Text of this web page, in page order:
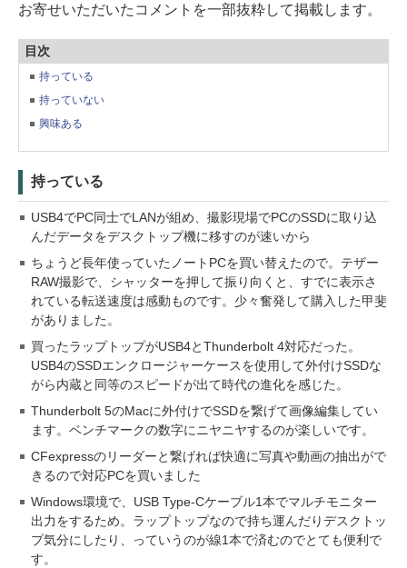
お寄せいただいたコメントを一部抜粋して掲載します。
目次
持っている
持っていない
興味ある
持っている
USB4でPC同士でLANが組め、撮影現場でPCのSSDに取り込
んだデータをデスクトップ機に移すのが速いから
ちょうど長年使っていたノートPCを買い替えたので。テザー
RAW撮影で、シャッターを押して振り向くと、すでに表示さ
れている転送速度は感動ものです。少々奮発して購入した甲斐
がありました。
買ったラップトップがUSB4とThunderbolt 4対応だった。
USB4のSSDエンクロージャーケースを使用して外付けSSDな
がら内蔵と同等のスピードが出て時代の進化を感じた。
Thunderbolt 5のMacに外付けでSSDを繋げて画像編集してい
ます。ベンチマークの数字にニヤニヤするのが楽しいです。
CFexpressのリーダーと繋げれば快適に写真や動画の抽出がで
きるので対応PCを買いました
Windows環境で、USB Type-Cケーブル1本でマルチモニター
出力をするため。ラップトップなので持ち運んだりデスクトッ
プ気分にしたり、っていうのが線1本で済むのでとても便利で
す。